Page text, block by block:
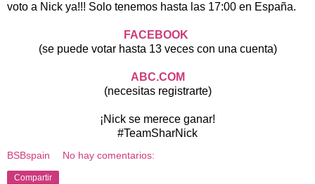
voto a Nick ya!!! Solo tenemos hasta las 17:00 en España.
FACEBOOK
(se puede votar hasta 13 veces con una cuenta)
ABC.COM
(necesitas registrarte)
¡Nick se merece ganar!
#TeamSharNick
BSBspain No hay comentarios:
Compartir